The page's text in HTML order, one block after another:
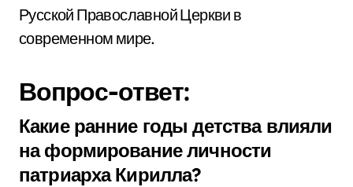
Русской Православной Церкви в
современном мире.
Вопрос-ответ:
Какие ранние годы детства влияли
на формирование личности
патриарха Кирилла?